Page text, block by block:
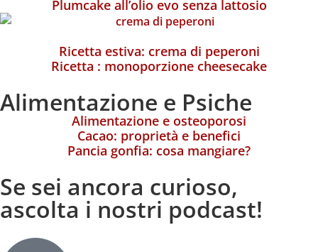
Plumcake all’olio evo senza lattosio
Ricetta estiva: crema di peperoni
Ricetta : monoporzione cheesecake
Alimentazione e Psiche
Alimentazione e osteoporosi
Cacao: proprietà e benefici
Pancia gonfia: cosa mangiare?
Se sei ancora curioso,
ascolta i nostri podcast!